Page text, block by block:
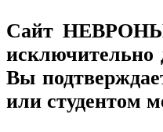
Сайт
исключительно
Вы
или студентом